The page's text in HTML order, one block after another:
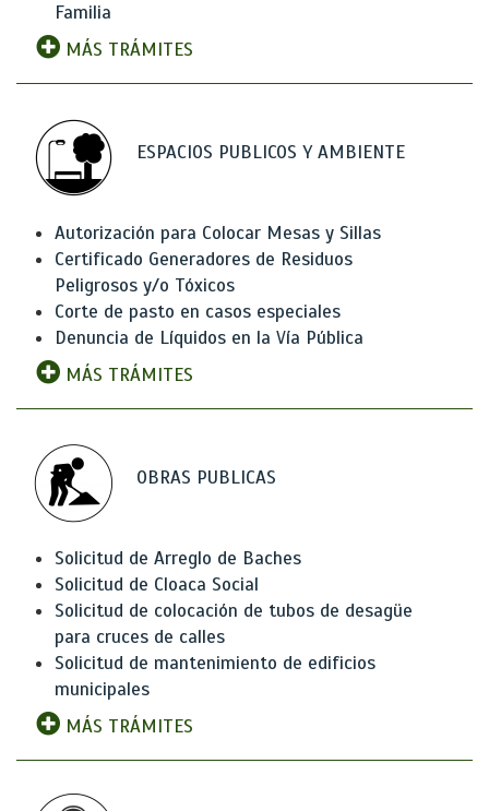
Familia
MÁS TRÁMITES
ESPACIOS PUBLICOS Y AMBIENTE
Autorización para Colocar Mesas y Sillas
Certificado Generadores de Residuos
Peligrosos y/o Tóxicos
Corte de pasto en casos especiales
Denuncia de Líquidos en la Vía Pública
MÁS TRÁMITES
OBRAS PUBLICAS
Solicitud de Arreglo de Baches
Solicitud de Cloaca Social
Solicitud de colocación de tubos de desagüe
para cruces de calles
Solicitud de mantenimiento de edificios
municipales
MÁS TRÁMITES